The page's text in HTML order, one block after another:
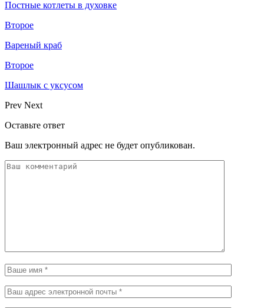
Постные котлеты в духовке
Второе
Вареный краб
Второе
Шашлык с уксусом
Prev Next
Оставьте ответ
Ваш электронный адрес не будет опубликован.